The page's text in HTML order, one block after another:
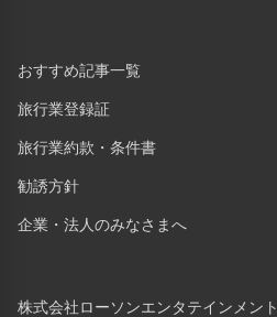
おすすめ記事一覧
旅行業登録証
旅行業約款・条件書
勧誘方針
企業・法人のみなさまへ
株式会社ローソンエンタテインメント